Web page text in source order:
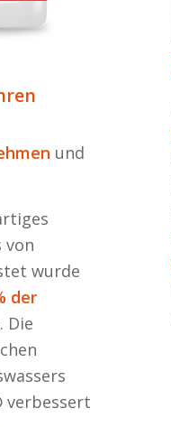
und
von
wurde
der
Die
verbessert